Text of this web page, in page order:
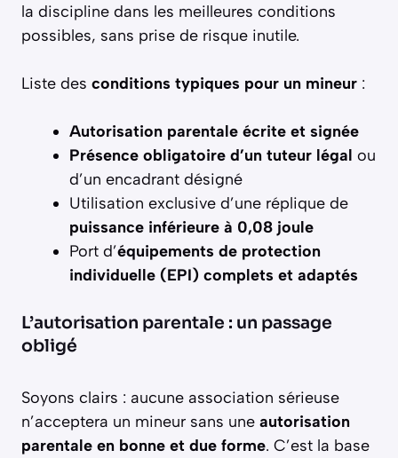
la discipline dans les meilleures conditions
possibles, sans prise de risque inutile.
Liste des conditions typiques pour un mineur :
Autorisation parentale écrite et signée
Présence obligatoire d’un tuteur légal ou
d’un encadrant désigné
Utilisation exclusive d’une réplique de
puissance inférieure à 0,08 joule
Port d’équipements de protection
individuelle (EPI) complets et adaptés
L’autorisation parentale : un passage
obligé
Soyons clairs : aucune association sérieuse
n’acceptera un mineur sans une autorisation
parentale en bonne et due forme. C’est la base